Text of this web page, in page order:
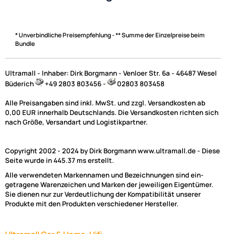
* Unverbindliche Preisempfehlung - ** Summe der Einzelpreise beim
Bundle
Ultramall - Inhaber: Dirk Borgmann - Venloer Str. 6a - 46487 Wesel
Büderich
+49 2803 803456 - 02803 803458
Alle Preisangaben sind inkl. MwSt. und zzgl. Versandkosten ab
0,00 EUR innerhalb Deutschlands. Die Versandkosten richten sich
nach Größe, Versandart und Logistikpartner.
Copyright 2002 - 2024 by Dirk Borgmann www.ultramall.de - Diese
Seite wurde in 445.37 ms erstellt.
Alle verwendeten Markennamen und Bezeichnungen sind ein-
getragene Warenzeichen und Marken der jeweiligen Eigentümer.
Sie dienen nur zur Verdeutlichung der Kompatibilität unserer
Produkte mit den Produkten verschiedener Hersteller.